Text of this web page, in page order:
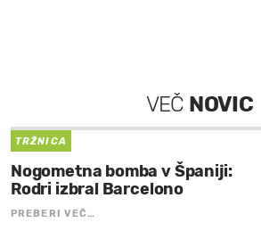
VEČ NOVIC
TRŽNICA
Nogometna bomba v Španiji:
Rodri izbral Barcelono
PREBERI VEČ…